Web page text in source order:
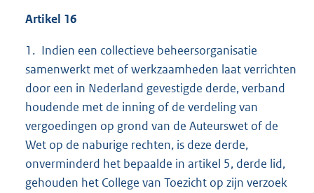
Artikel 16
1. Indien een collectieve beheersorganisatie
samenwerkt met of werkzaamheden laat verrichten
door een in Nederland gevestigde derde, verband
houdende met de inning of de verdeling van
vergoedingen op grond van de Auteurswet of de
Wet op de naburige rechten, is deze derde,
onverminderd het bepaalde in artikel 5, derde lid,
gehouden het College van Toezicht op zijn verzoek